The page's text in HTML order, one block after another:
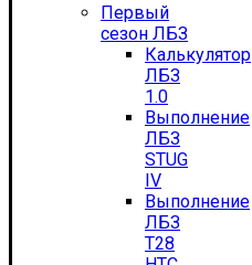
Первый
сезон ЛБЗ
Калькулятор
ЛБЗ
1.0
Выполнение
ЛБЗ
STUG
IV
Выполнение
ЛБЗ
T28